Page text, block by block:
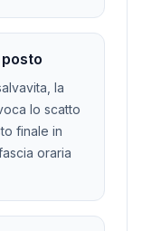
la
lo scatto
finale in
oraria